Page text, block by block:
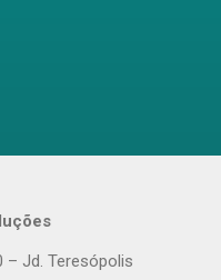
– Jd. Teresópolis